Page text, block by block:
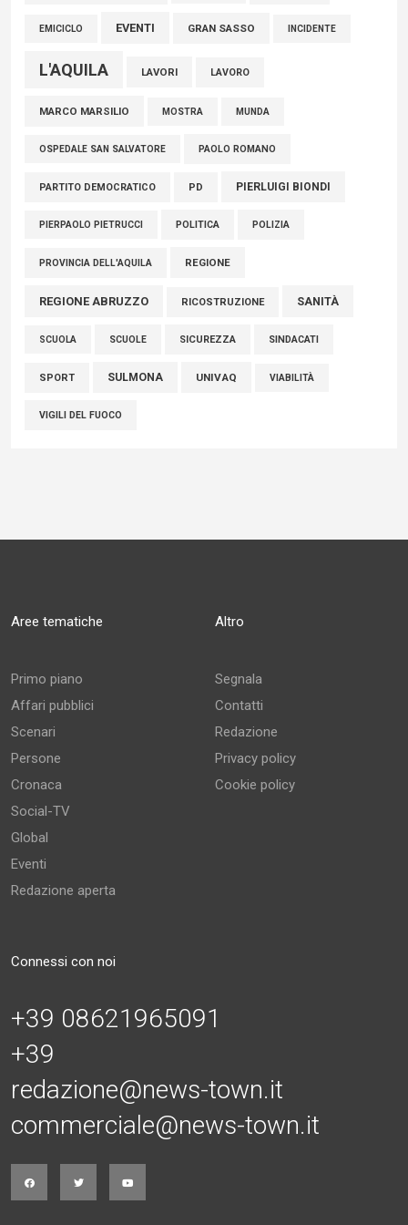
EMICICLO EVENTI GRAN SASSO INCIDENTE
L'AQUILA LAVORI LAVORO
MARCO MARSILIO MOSTRA MUNDA
OSPEDALE SAN SALVATORE PAOLO ROMANO
PARTITO DEMOCRATICO PD PIERLUIGI BIONDI
PIERPAOLO PIETRUCCI POLITICA POLIZIA
PROVINCIA DELL'AQUILA REGIONE
REGIONE ABRUZZO RICOSTRUZIONE SANITÀ
SCUOLA SCUOLE SICUREZZA SINDACATI
SPORT SULMONA UNIVAQ VIABILITÀ
VIGILI DEL FUOCO
Aree tematiche
Primo piano
Affari pubblici
Scenari
Persone
Cronaca
Social-TV
Global
Eventi
Redazione aperta
Altro
Segnala
Contatti
Redazione
Privacy policy
Cookie policy
Connessi con noi
+39 08621965091
+39
redazione@news-town.it
commerciale@news-town.it